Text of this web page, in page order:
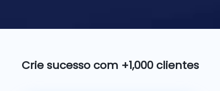
Crie sucesso com +1,000 clientes